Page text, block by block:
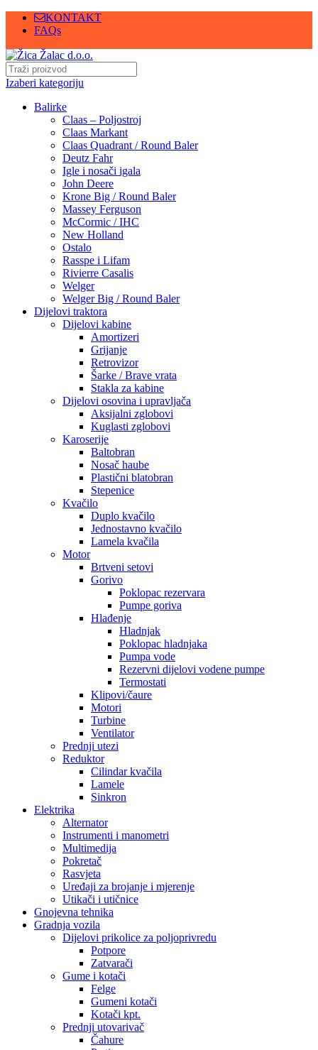
KONTAKT
FAQs
Izaberi kategoriju
Balirke
Claas – Poljostroj
Claas Markant
Claas Quadrant / Round Baler
Deutz Fahr
Igle i nosači igala
John Deere
Krone Big / Round Baler
Massey Ferguson
McCormic / IHC
New Holland
Ostalo
Rasspe i Lifam
Rivierre Casalis
Welger
Welger Big / Round Baler
Dijelovi traktora
Dijelovi kabine
Amortizeri
Grijanje
Retrovizor
Šarke / Brave vrata
Stakla za kabine
Dijelovi osovina i upravljača
Aksijalni zglobovi
Kuglasti zglobovi
Karoserije
Baltobran
Nosač haube
Plastični blatobran
Stepenice
Kvačilo
Duplo kvačilo
Jednostavno kvačilo
Lamela kvačila
Motor
Brtveni setovi
Gorivo
Poklopac rezervara
Pumpe goriva
Hlađenje
Hladnjak
Poklopac hladnjaka
Pumpa vode
Rezervni dijelovi vodene pumpe
Termostati
Klipovi/čaure
Motori
Turbine
Ventilator
Prednji utezi
Reduktor
Cilindar kvačila
Lamele
Sinkron
Elektrika
Alternator
Instrumenti i manometri
Multimedija
Pokretač
Rasvjeta
Uređaji za brojanje i mjerenje
Utikači i utičnice
Gnojevna tehnika
Gradnja vozila
Dijelovi prikolice za poljoprivredu
Potpore
Zatvarači
Gume i kotači
Felge
Gumeni kotači
Kotači kpt.
Prednji utovarivač
Čahure